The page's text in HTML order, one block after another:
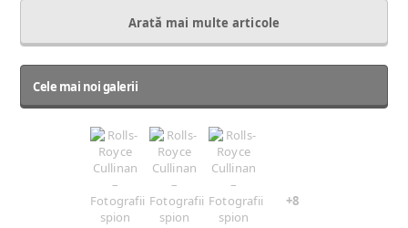
Arată mai multe articole
Cele mai noi galerii
+8